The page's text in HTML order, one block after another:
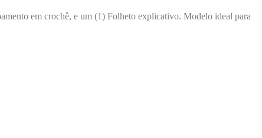
em crochê, e um (1) Folheto explicativo. Modelo ideal para